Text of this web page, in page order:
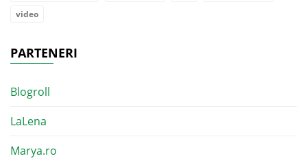
video
PARTENERI
Blogroll
LaLena
Marya.ro